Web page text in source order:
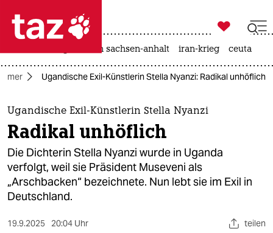
 taz zahl ich
taz zahl ich
themen
politik
öko
gesellschaft
kultur

taz zahl ich
landtagswahl in sachsen-anhalt iran-krieg ceuta
Ugandische Exil-Künstlerin Stella Nyanzi: Radikal unhöflich
Ugandische Exil-Künstlerin Stella Nyanzi
Radikal unhöflich
Die Dichterin Stella Nyanzi wurde in Uganda
verfolgt, weil sie Präsident Museveni als
„Arschbacken“ bezeichnete. Nun lebt sie im Exil in
Deutschland.
19.9.2025 20:04 Uhr teilen